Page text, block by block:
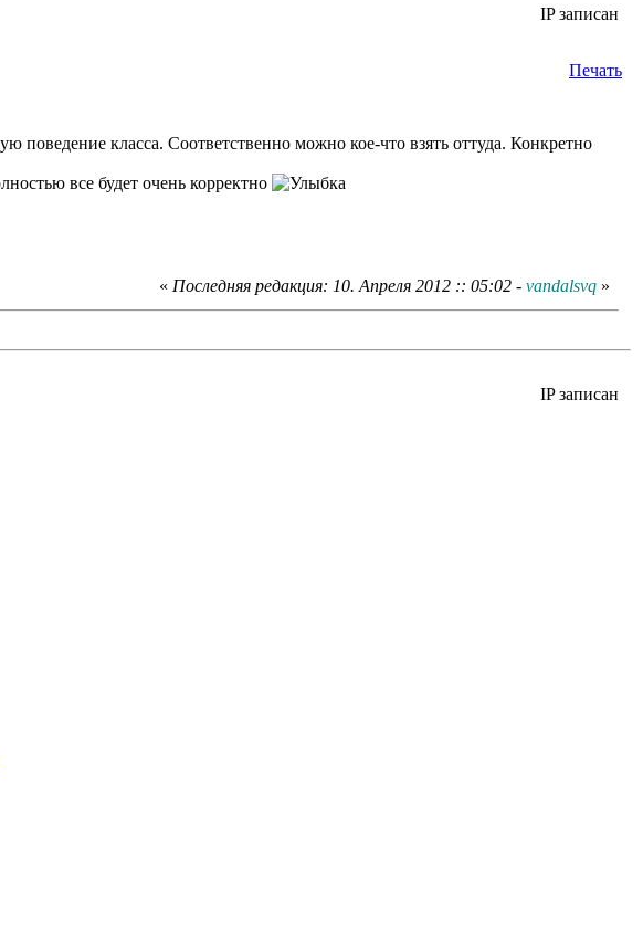
IP записан
Печать
поведение класса. Соответственно можно кое-что взять оттуда. Конкретно
все будет очень корректно
« Последняя редакция: 10. Апреля 2012 :: 05:02 - vandalsvq»
IP записан